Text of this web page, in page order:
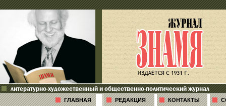
литературно-художественный и общественно-политический журнал
ГЛАВНАЯ РЕДАКЦИЯ КОНТАКТЫ